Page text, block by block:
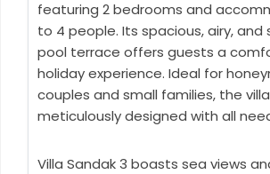
featuring 2 bedrooms and
to 4 people. Its spacious, airy, and
pool terrace offers guests a
holiday experience. Ideal for
couples and small families, the
meticulously designed with all
Villa Sandak 3 boasts sea views